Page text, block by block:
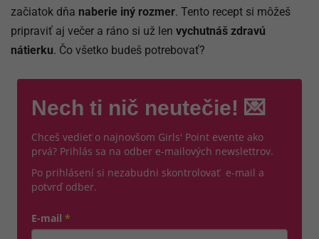
začiatok dňa naberie iný rozmer. Tento recept si môžeš
pripraviť aj večer a ráno si už len vychutnáš zdravú
nátierku. Čo všetko budeš potrebovať?
Nech ti nič neutečie! 💌
Chceš vedieť o najnovšom Girls' Point evente ako
prvá? Prihlás sa na odber e-mailových newslettrov.
Po prihlásení si nezabudni skontrolovať e-mail a
potvrď odber.
E-mail *